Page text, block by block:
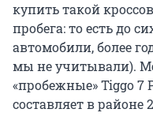
купить такой
пробега: то есть до
автомобили, более
мы не учитывали).
«пробежные» Tiggo 7
составляет в районе